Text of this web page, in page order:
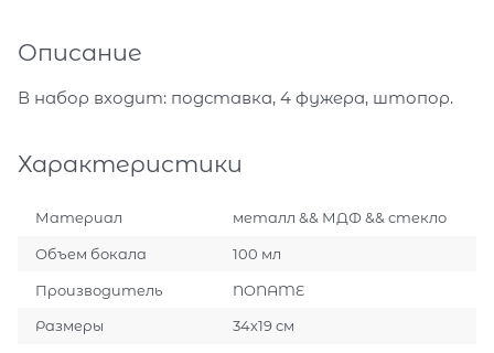
Описание
В набор входит: подставка, 4 фужера, штопор.
Характеристики
Материал металл && МДФ && стекло
Объем бокала 100 мл
Производитель NONAME
Размеры 34х19 см